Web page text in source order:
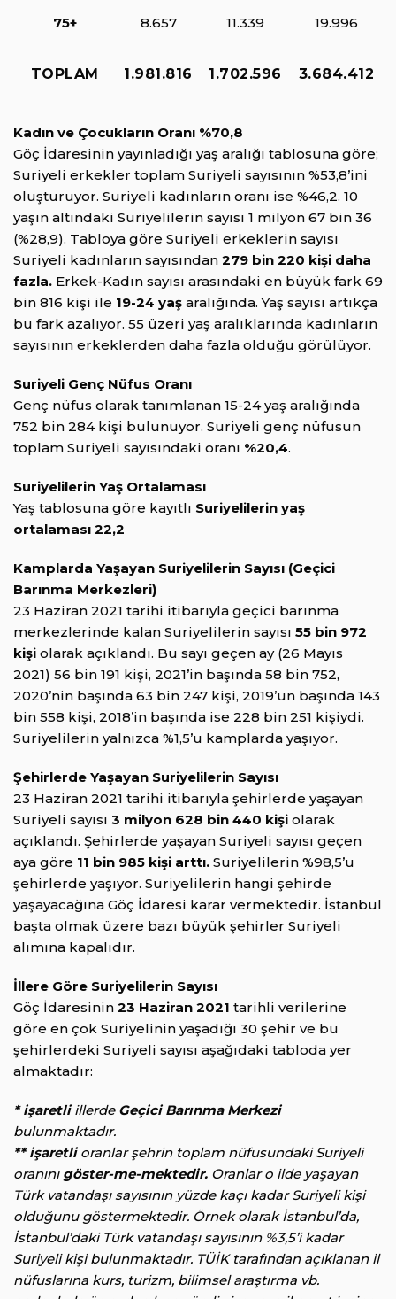
75+ 8.657 11.339 19.996
TOPLAM 1.981.816 1.702.596 3.684.412
Kadın ve Çocukların Oranı %70,8
Göç İdaresinin yayınladığı yaş aralığı tablosuna göre;
Suriyeli erkekler toplam Suriyeli sayısının %53,8’ini
oluşturuyor. Suriyeli kadınların oranı ise %46,2. 10
yaşın altındaki Suriyelilerin sayısı 1 milyon 67 bin 36
(%28,9). Tabloya göre Suriyeli erkeklerin sayısı
Suriyeli kadınların sayısından 279 bin 220 kişi daha
fazla. Erkek-Kadın sayısı arasındaki en büyük fark 69
bin 816 kişi ile 19-24 yaş aralığında. Yaş sayısı artıkça
bu fark azalıyor. 55 üzeri yaş aralıklarında kadınların
sayısının erkeklerden daha fazla olduğu görülüyor.
Suriyeli Genç Nüfus Oranı
Genç nüfus olarak tanımlanan 15-24 yaş aralığında
752 bin 284 kişi bulunuyor. Suriyeli genç nüfusun
toplam Suriyeli sayısındaki oranı %20,4.
Suriyelilerin Yaş Ortalaması
Yaş tablosuna göre kayıtlı Suriyelilerin yaş
ortalaması 22,2
Kamplarda Yaşayan Suriyelilerin Sayısı (Geçici
Barınma Merkezleri)
23 Haziran 2021 tarihi itibarıyla geçici barınma
merkezlerinde kalan Suriyelilerin sayısı 55 bin 972
kişi olarak açıklandı. Bu sayı geçen ay (26 Mayıs
2021) 56 bin 191 kişi, 2021’in başında 58 bin 752,
2020’nin başında 63 bin 247 kişi, 2019’un başında 143
bin 558 kişi, 2018’in başında ise 228 bin 251 kişiydi.
Suriyelilerin yalnızca %1,5’u kamplarda yaşıyor.
Şehirlerde Yaşayan Suriyelilerin Sayısı
23 Haziran 2021 tarihi itibarıyla şehirlerde yaşayan
Suriyeli sayısı 3 milyon 628 bin 440 kişi olarak
açıklandı. Şehirlerde yaşayan Suriyeli sayısı geçen
aya göre 11 bin 985 kişi arttı. Suriyelilerin %98,5’u
şehirlerde yaşıyor. Suriyelilerin hangi şehirde
yaşayacağına Göç İdaresi karar vermektedir. İstanbul
başta olmak üzere bazı büyük şehirler Suriyeli
alımına kapalıdır.
İllere Göre Suriyelilerin Sayısı
Göç İdaresinin 23 Haziran 2021 tarihli verilerine
göre en çok Suriyelinin yaşadığı 30 şehir ve bu
şehirlerdeki Suriyeli sayısı aşağıdaki tabloda yer
almaktadır:
* işaretliillerde Geçici Barınma Merkezi
bulunmaktadır.
** işaretlioranlar şehrin toplam nüfusundaki Suriyeli
oranını göster-me-mektedir. Oranlar o ilde yaşayan
Türk vatandaşı sayısının yüzde kaçı kadar Suriyeli kişi
olduğunu göstermektedir. Örnek olarak İstanbul’da,
İstanbul’daki Türk vatandaşı sayısının %3,5’i kadar
Suriyeli kişi bulunmaktadır. TÜİK tarafından açıklanan il
nüfuslarına kurs, turizm, bilimsel araştırma vb.